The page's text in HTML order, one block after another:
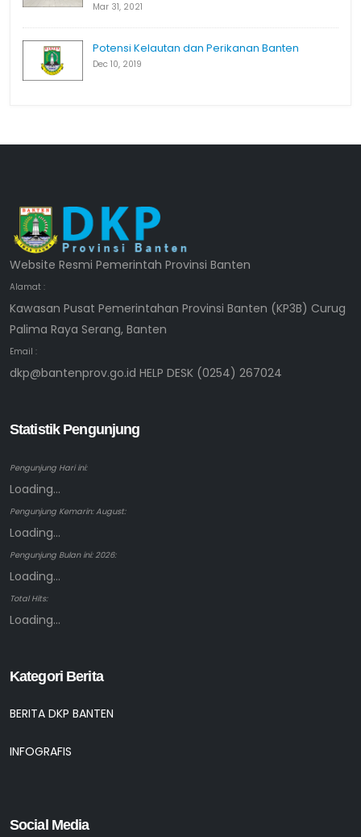
Mar 31, 2021
Potensi Kelautan dan Perikanan Banten
Dec 10, 2019
Website Resmi Pemerintah Provinsi Banten
Alamat :
Kawasan Pusat Pemerintahan Provinsi Banten (KP3B) Curug
Palima Raya Serang, Banten
Email :
dkp@bantenprov.go.id HELP DESK (0254) 267024
Statistik Pengunjung
Pengunjung Hari ini:
Loading...
Pengunjung Kemarin: August:
Loading...
Pengunjung Bulan ini: 2026:
Loading...
Total Hits:
Loading...
Kategori Berita
BERITA DKP BANTEN
INFOGRAFIS
Social Media